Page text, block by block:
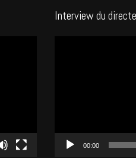
Interview du
00:00